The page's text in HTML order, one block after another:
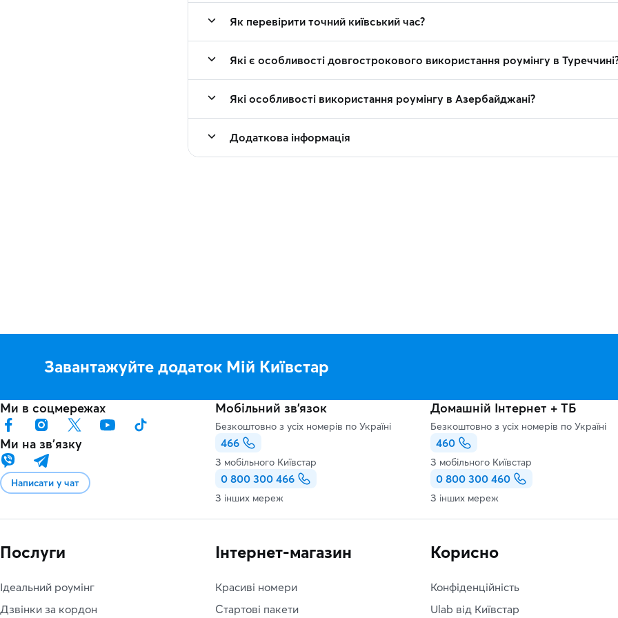
Як перевірити точний київський час?
Які є особливості довгострокового використання роумінгу в
Які особливості використання роумінгу в Азербайджані?
Додаткова інформація
Завантажуйте додаток Мій Київстар
Ми в соцмережах
Ми на звʼязку
Написати у чат
Мобільний зв'язок
Безкоштовно з усіх номерів по Україні
466
З мобільного Київстар
0 800 300 466
З інших мереж
Домашній Інтернет + ТБ
Безкоштовно з усіх номерів по Україні
460
З мобільного Київстар
0 800 300 460
З інших мереж
Послуги
Ідеальний роумінг
Дзвінки за кордон
Інтернет-магазин
Красиві номери
Стартові пакети
Корисно
Конфіденційність
Ulab від Київстар